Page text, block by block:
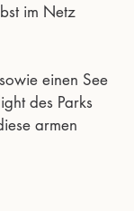
im Netz
einen See
des Parks
armen